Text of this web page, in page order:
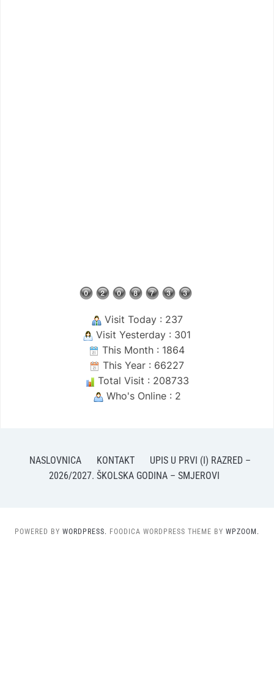
Visit Today : 237
Visit Yesterday : 301
This Month : 1864
This Year : 66227
Total Visit : 208733
Who's Online : 2
NASLOVNICA KONTAKT
UPIS U PRVI (I) RAZRED –
2026/2027. ŠKOLSKA GODINA – SMJEROVI
POWERED BY WORDPRESS. FOODICA WORDPRESS THEME BY WPZOOM.